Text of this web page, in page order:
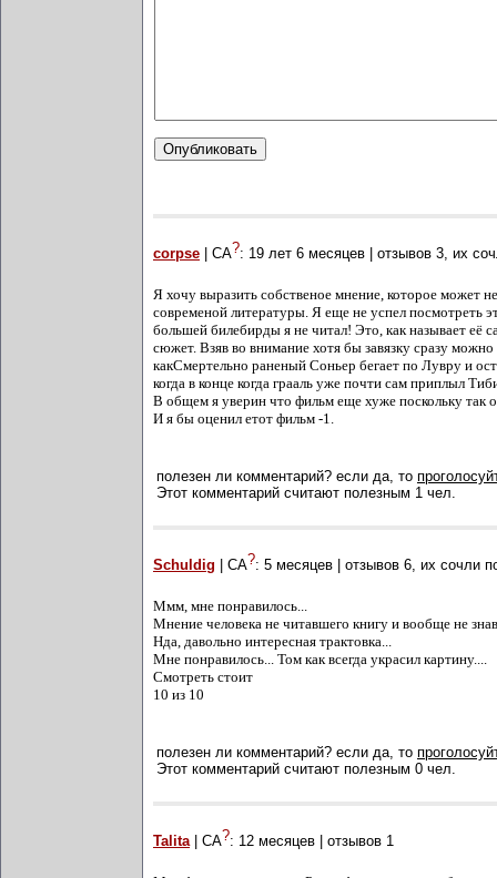
corpse | СА?: 19 лет 6 месяцев | отзывов 3, их
Я хочу выразить собственое мнение, которое может
современой литературы. Я еще не успел посмотреть
большей билебирды я не читал! Это, как называет её
сюжет. Взяв во внимание хотя бы завязку сразу
какСмертельно раненый Соньер бегает по Лувру и
когда в конце когда грааль уже почти сам приплыл
В общем я уверин что фильм еще хуже поскольку так
И я бы оценил етот фильм -1.
полезен ли комментарий? если да, то
Этот комментарий считают полезным 1 чел.
Schuldig | СА?: 5 месяцев | отзывов 6, их сочли
Ммм, мне понравилось...
Мнение человека не читавшего книгу и вообще не
Нда, давольно интересная трактовка...
Мне понравилось... Том как всегда украсил картину....
Смотреть стоит
10 из 10
полезен ли комментарий? если да, то
Этот комментарий считают полезным 0 чел.
Talita| СА?: 12 месяцев | отзывов 1